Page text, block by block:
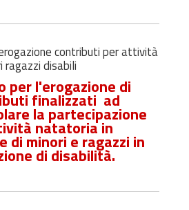
contributi per attività
disabili
per l'erogazione di
finalizzati ad
la partecipazione
natatoria in
di minori e ragazzi in
di disabilità.